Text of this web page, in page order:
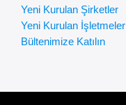
Yeni Kurulan Şirketler
Yeni Kurulan İşletmeler
Bültenimize Katılın